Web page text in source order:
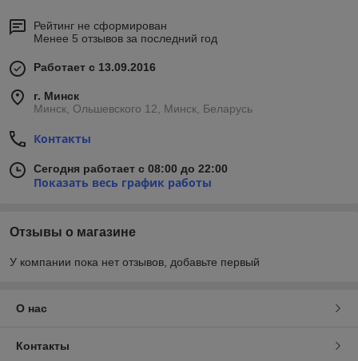
Рейтинг не сформирован
Менее 5 отзывов за последний год
Работает с 13.09.2016
г. Минск
Минск, Ольшевского 12, Минск, Беларусь
Контакты
Сегодня работает с 08:00 до 22:00
Показать весь график работы
Отзывы о магазине
У компании пока нет отзывов, добавьте первый
О нас
Контакты